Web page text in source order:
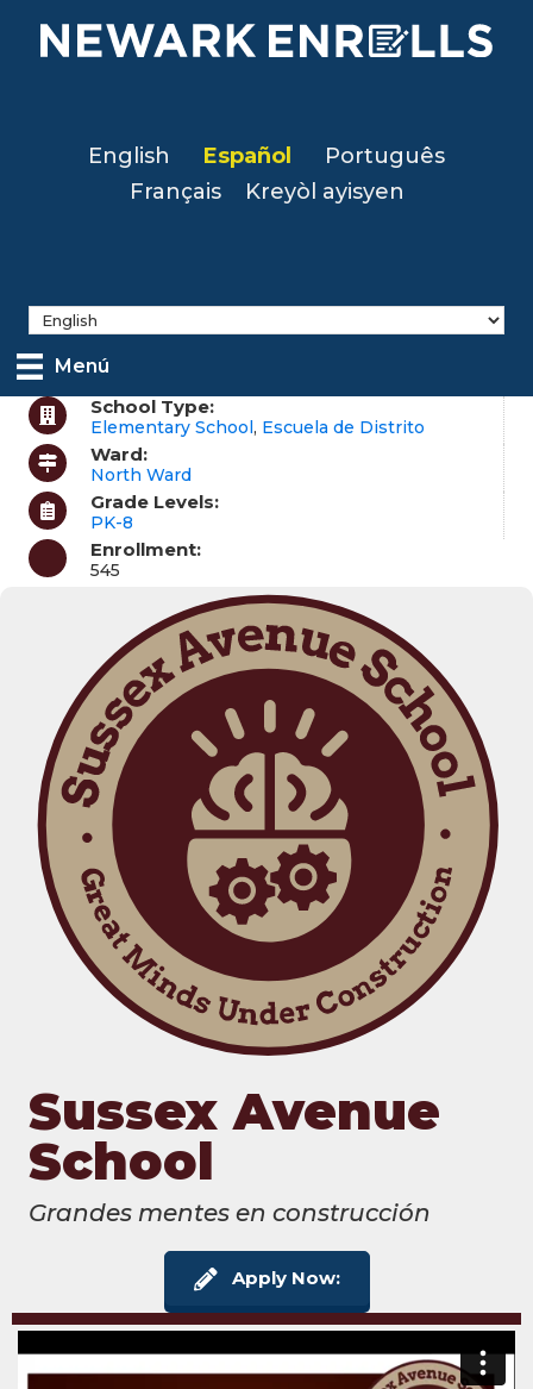
English Español
Português
Français
Kreyòl ayisyen
Menú
School Type:
Elementary School , Escuela de Distrito
Ward:
North Ward
Grade Levels:
PK-8
Enrollment:
545
Sussex Avenue
School
Grandes mentes en construcción
Apply Now: